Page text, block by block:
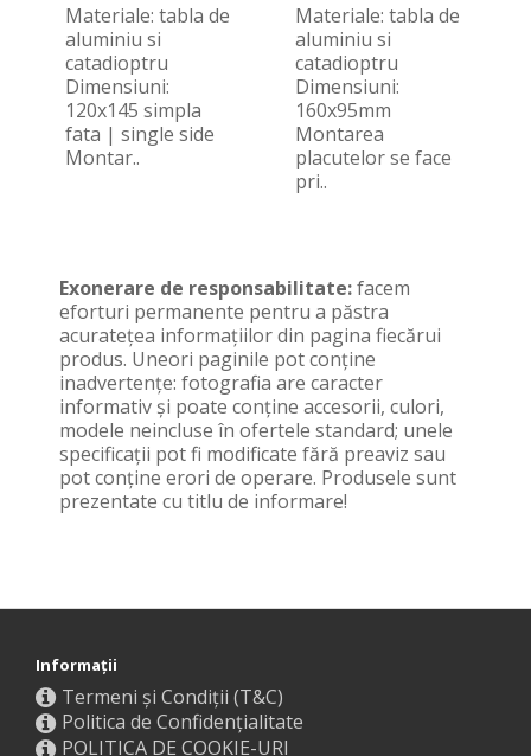
Materiale: tabla de
aluminiu si
catadioptru
Dimensiuni:
120x145 simpla
fata | single side
Montar..
Materiale: tabla de
aluminiu si
catadioptru
Dimensiuni:
160x95mm
Montarea
placutelor se face
pri..
Exonerare de responsabilitate:facem
eforturi permanente pentru a păstra
acurateţea informaţiilor din pagina fiecărui
produs. Uneori paginile pot conţine
inadvertenţe: fotografia are caracter
informativ şi poate conţine accesorii, culori,
modele neincluse în ofertele standard; unele
specificaţii pot fi modificate fără preaviz sau
pot conţine erori de operare. Produsele sunt
prezentate cu titlu de informare!
Informaţii
Termeni și Condiții (T&C)
Politica de Confidențialitate
POLITICA DE COOKIE-URI